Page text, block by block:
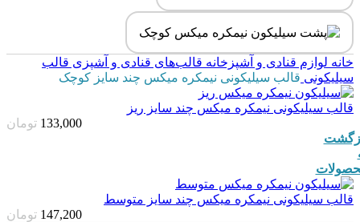
خانه لوازم قنادی و آشپزخانه قالب‌های قنادی و آشپزی قالب
سیلیکونی قالب سیلیکونی نیمکره میکس چند سایز کوچک
قالب سیلیکونی نیمکره میکس چند سایز ریز
133,000 تومان
قالب سیلیکونی نیمکره میکس چند سایز متوسط
147,200 تومان